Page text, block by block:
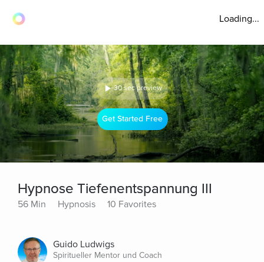
Loading...
30 sec preview
Get Started Free
Hypnose Tiefenentspannung III
56 Min Hypnosis 10 Favorites
Guido Ludwigs
Spiritueller Mentor und Coach